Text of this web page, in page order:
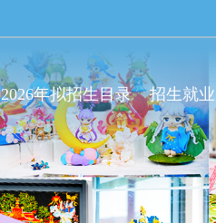
2026年拟招生目录 招生就业